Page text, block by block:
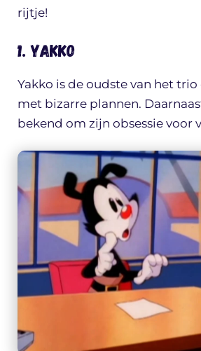
rijtje!
1. Yakko
Yakko is de oudste van het
met bizarre plannen.
bekend om zijn obsessie voor